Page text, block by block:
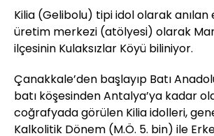
Kilia (Gelibolu) tipi idol olarak
üretim merkezi (atölyesi) olarak
ilçesinin Kulaksızlar Köyü biliniyor.
Çanakkale’den başlayıp Batı
batı köşesinden Antalya’ya kadar
coğrafyada görülen Kilia idolleri,
Kalkolitik Dönem (M.Ö. 5. bin) ile